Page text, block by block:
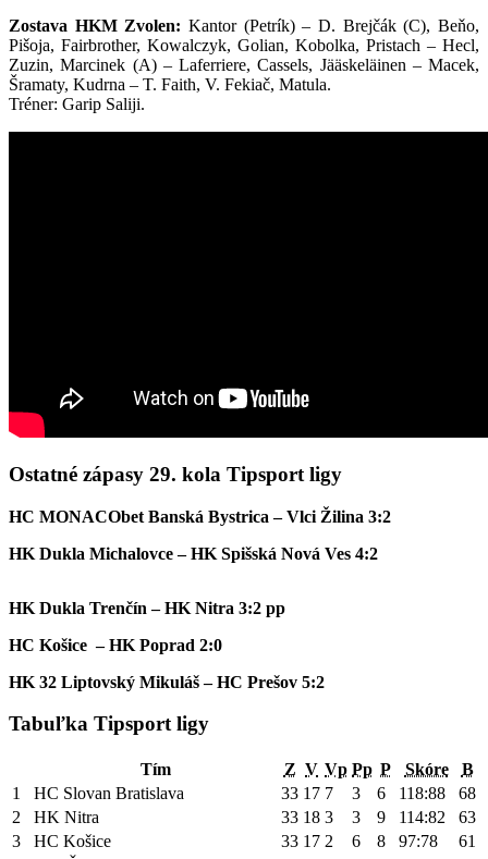
Zostava HKM Zvolen: Kantor (Petrík) – D. Brejčák (C), Beňo,
Pišoja, Fairbrother, Kowalczyk, Golian, Kobolka, Pristach – Hecl,
Zuzin, Marcinek (A) – Laferriere, Cassels, Jääskeläinen – Macek,
Šramaty, Kudrna – T. Faith, V. Fekiač, Matula.
Tréner: Garip Saliji.
Ostatné zápasy 29. kola Tipsport ligy
HC MONACObet Banská Bystrica – Vlci Žilina 3:2
HK Dukla Michalovce – HK Spišská Nová Ves 4:2
HK Dukla Trenčín – HK Nitra 3:2 pp
HC Košice – HK Poprad 2:0
HK 32 Liptovský Mikuláš – HC Prešov 5:2
Tabuľka Tipsport ligy
Tím Z V Vp Pp P Skóre
B
1
HC Slovan Bratislava 33 17 7 3 6 118:88
68
2
HK Nitra 33 18 3 3 9 114:82
63
3
HC Košice 33 17 2 6 8 97:78
61